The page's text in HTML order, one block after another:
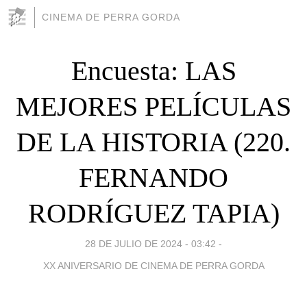
CINEMA DE PERRA GORDA
Encuesta: LAS
MEJORES PELÍCULAS
DE LA HISTORIA (220.
FERNANDO
RODRÍGUEZ TAPIA)
28 DE JULIO DE 2024 - 03:42 -
XX ANIVERSARIO DE CINEMA DE PERRA GORDA